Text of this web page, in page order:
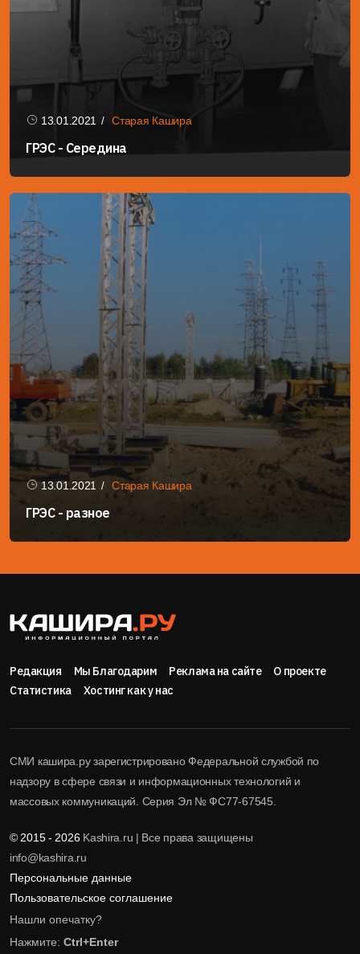
13.01.2021 Старая Кашира
ГРЭС - Середина
13.01.2021 Старая Кашира
ГРЭС - разное
Редакция Мы Благодарим Реклама на сайте
О проекте
Статистика
Хостинг как у нас
СМИ кашира.ру зарегистрировано Федеральной службой по
надзору в сфере связи и информационных технологий и
массовых коммуникаций. Серия Эл № ФС77-67545.
© 2015 - 2026Kashira.ru | Все права защищены
info@kashira.ru
Персональные данные
Пользовательское соглашение
Нашли опечатку?
Нажмите: Ctrl+Enter